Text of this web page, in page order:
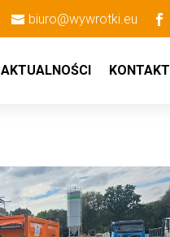
biuro@wywrotki.eu
AKTUALNOŚCI KONTAKT